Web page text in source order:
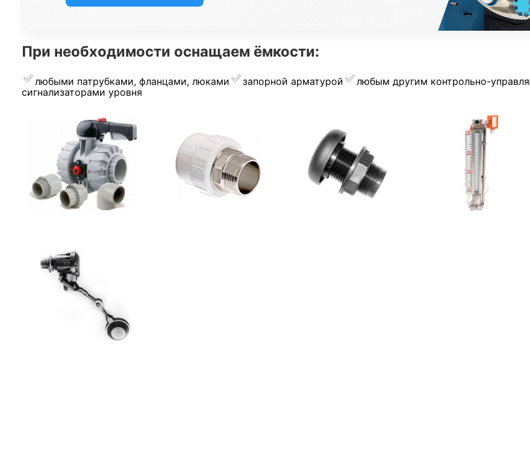
При необходимости оснащаем ёмкости:
любыми патрубками, фланцами, люками запорной арматурой ︎любым другим контрольно-
сигнализаторами уровня